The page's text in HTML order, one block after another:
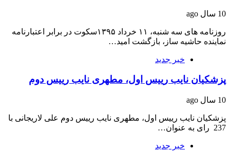
10 سال ago
روزنامه های سه شنبه، ۱۱ خرداد ۱۳۹۵سکوت در برابر اعتبارنامه
نماینده حاشیه ساز، بازگشت امید…
خبر جدید
پزشکیان نایب رییس اول، مطهری نایب رییس دوم
10 سال ago
پزشکیان نایب رییس اول، مطهری نایب رییس دوم علی لاریجانی با
237 رای به عنوان…
خبر جدید